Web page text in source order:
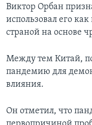
Виктор Орбан
использовал его
страной на основе
Между тем Китай,
пандемию для
влияния.
Он отметил, что